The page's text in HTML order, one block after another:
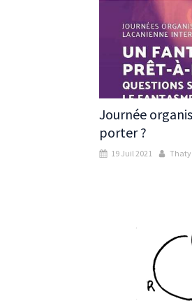
Journée
porter ?
19 Juil 2021